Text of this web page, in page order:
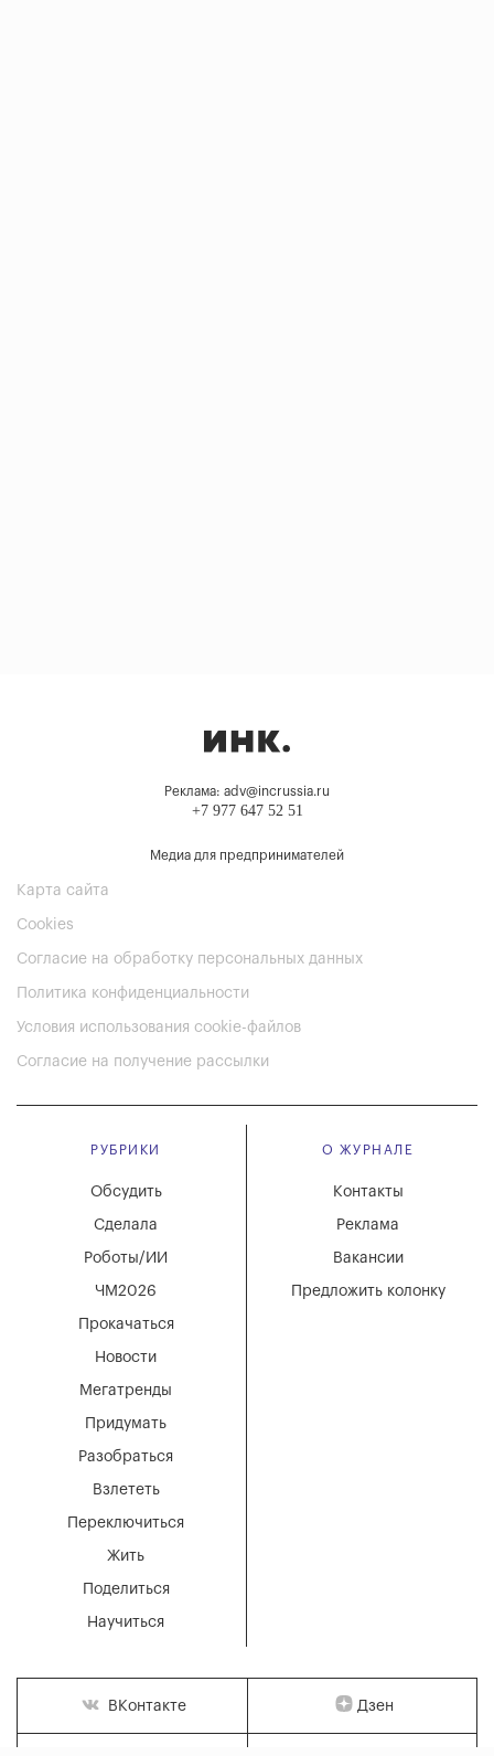
Реклама: adv@incrussia.ru
+7 977 647 52 51
Медиа для предпринимателей
Карта сайта
Cookies
Согласие на обработку персональных данных
Политика конфиденциальности
Условия использования cookie-файлов
Согласие на получение рассылки
РУБРИКИ
Мегатренды
Придумать
Разобраться
Взлететь
Новости
Переключиться
Жить
Поделиться
Научиться
Обсудить
Сделала
Роботы/ИИ
ЧМ2026
Прокачаться
О ЖУРНАЛЕ
Вакансии
Реклама
Контакты
Предложить колонку
ВКонтакте Дзен